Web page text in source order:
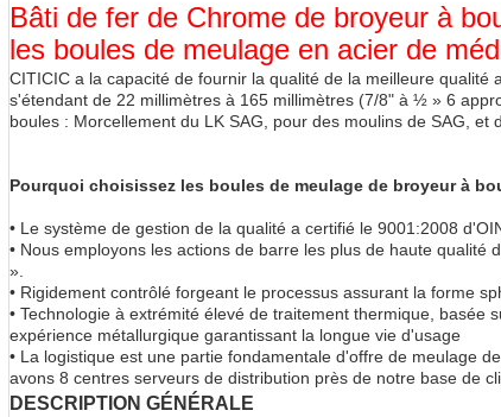
Bâti de fer de Chrome de broyeur à
les boules de meulage en acier de
CITICIC a la capacité de fournir la qualité de la meilleure
s'étendant de 22 millimètres à 165 millimètres (7/8" à ½ » 6
boules : Morcellement du LK SAG, pour des moulins de SAG, et
Pourquoi choisissez les boules de meulage de broyeur à
• Le système de gestion de la qualité a certifié le 9001:2008
• Nous employons les actions de barre les plus de haute
».
• Rigidement contrôlé forgeant le processus assurant la forme
• Technologie à extrémité élevé de traitement thermique, basée
expérience métallurgique garantissant la longue vie d'usage
• La logistique est une partie fondamentale d'offre de meulage
avons 8 centres serveurs de distribution près de notre base de
DESCRIPTION GÉNÉRALE